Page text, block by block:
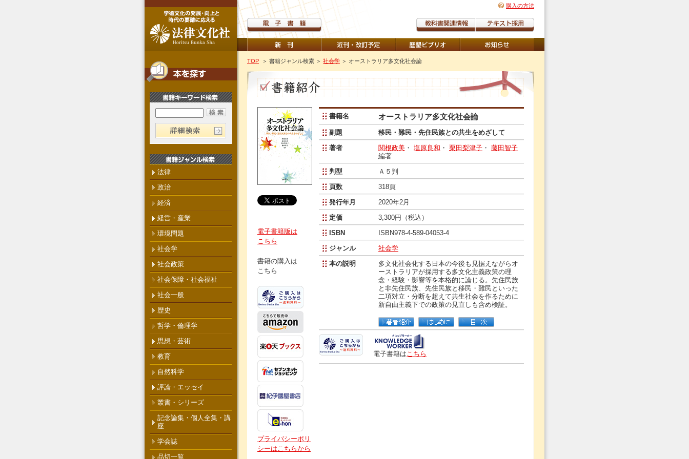
購入の方法
TOP ＞ 書籍ジャンル検索 ＞ 社会学 ＞ オーストラリア多文化社会論
電子書籍版は
こちら
書籍の購入は
こちら
プライバシーポリ
シーはこちらから
書籍名 オーストラリア多文化社会論
副題
移民・難民・先住民族との共生をめざして
著者
関根政美 ・ 塩原良和 ・ 栗田梨津子 ・ 藤田智子
編著
判型
Ａ５判
頁数
318頁
発行年月
2020年2月
定価
3,300円（税込）
ISBN
ISBN978-4-589-04053-4
ジャンル
社会学
本の説明
多文化社会化する日本の今後も見据えながらオ
ーストラリアが採用する多文化主義政策の理
念・経験・影響等を本格的に論じる。先住民族
と非先住民族、先住民族と移民・難民といった
二項対立・分断を超えて共生社会を作るために
新自由主義下での政策の見直しも含め検証。
電子書籍はこちら
法律
政治
経済
経営・産業
環境問題
社会学
社会政策
社会保障・社会福祉
社会一般
歴史
哲学・倫理学
思想・芸術
教育
自然科学
評論・エッセイ
叢書・シリーズ
記念論集・個人全集・講
座
学会誌
品切一覧